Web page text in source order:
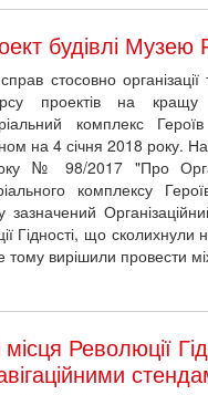
будівлі Музею
стосовно
проектів на
комплекс
на 4 січня 2018 року.
№ 98/2017 "Про
комплексу
зазначений
Гідності, що сколихнули
вирішили провести
Революції